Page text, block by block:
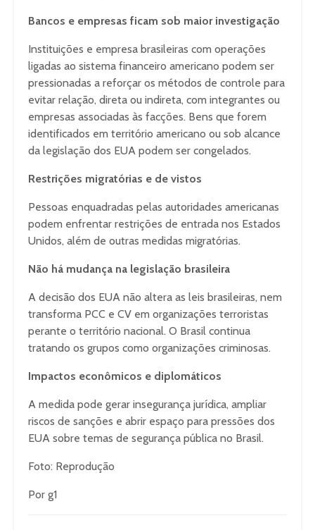
Bancos e empresas ficam sob maior investigação
Instituições e empresa brasileiras com operações
ligadas ao sistema financeiro americano podem ser
pressionadas a reforçar os métodos de controle para
evitar relação, direta ou indireta, com integrantes ou
empresas associadas às facções. Bens que forem
identificados em território americano ou sob alcance
da legislação dos EUA podem ser congelados.
Restrições migratórias e de vistos
Pessoas enquadradas pelas autoridades americanas
podem enfrentar restrições de entrada nos Estados
Unidos, além de outras medidas migratórias.
Não há mudança na legislação brasileira
A decisão dos EUA não altera as leis brasileiras, nem
transforma PCC e CV em organizações terroristas
perante o território nacional. O Brasil continua
tratando os grupos como organizações criminosas.
Impactos econômicos e diplomáticos
A medida pode gerar insegurança jurídica, ampliar
riscos de sanções e abrir espaço para pressões dos
EUA sobre temas de segurança pública no Brasil.
Foto: Reprodução
Por g1